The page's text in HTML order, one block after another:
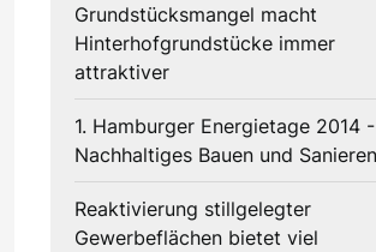
Grundstücksmangel macht
Hinterhofgrundstücke immer
attraktiver
1. Hamburger Energietage 2014 -
Nachhaltiges Bauen und Sanieren
Reaktivierung stillgelegter
Gewerbeflächen bietet viel